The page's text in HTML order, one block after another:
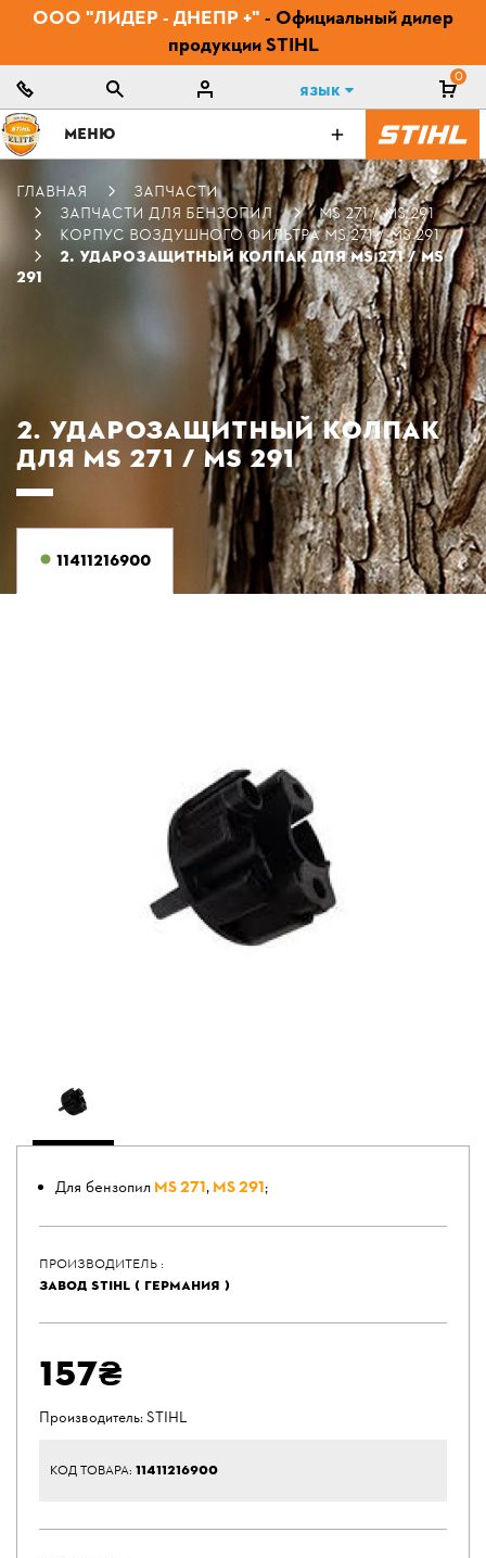
ООО "ЛИДЕР - ДНЕПР +" - Официальный дилер
продукции STIHL
Язык
0
МЕНЮ
ГЛАВНАЯ
ЗАПЧАСТИ
ЗАПЧАСТИ ДЛЯ БЕНЗОПИЛ
MS 271 / MS 291
КОРПУС ВОЗДУШНОГО ФИЛЬТРА MS 271 / MS 291
2. УДАРОЗАЩИТНЫЙ КОЛПАК ДЛЯ MS 271 / MS
291
2. УДАРОЗАЩИТНЫЙ КОЛПАК
ДЛЯ MS 271 / MS 291
11411216900
Для бензопилMS 271,MS 291;
ПРОИЗВОДИТЕЛЬ :
ЗАВОД STIHL ( ГЕРМАНИЯ )
157₴
Производитель:STIHL
КОД ТОВАРА: 11411216900